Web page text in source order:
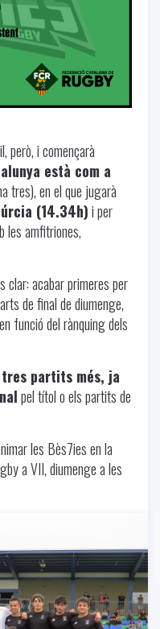
però, i començarà
està com a
tres), en el que jugarà
(14.34h)i per
les amfitriones,
clar: acabar primeres per
de final de diumenge,
funció del rànquing dels
partits més, ja
pel títol o els partits de
les Bès7ies en la
a VII, diumenge a les